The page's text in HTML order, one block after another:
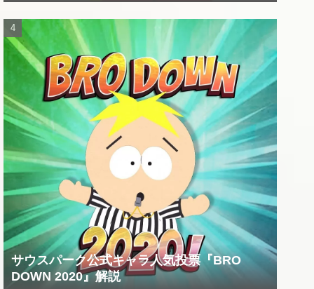
サウスパーク公式キャラ人気投票『BRO
DOWN 2020』解説